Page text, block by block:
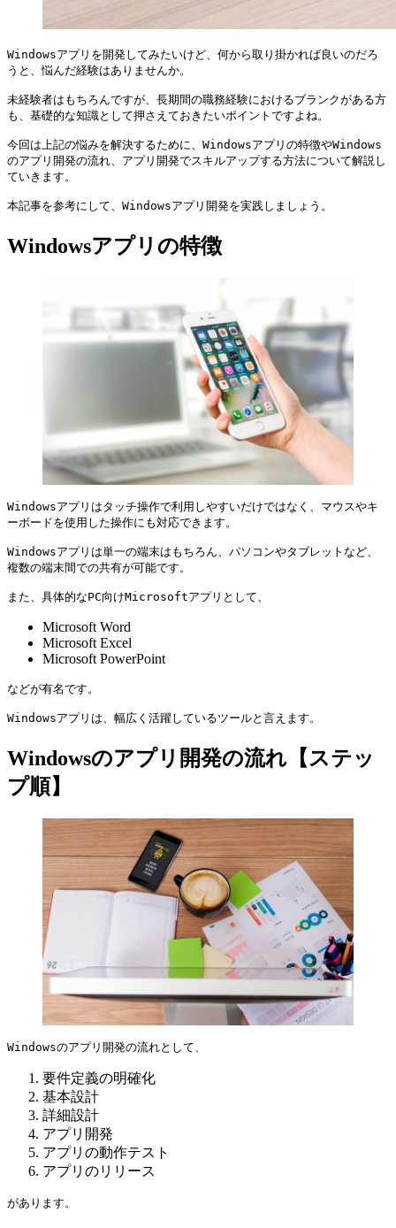
Windowsアプリを開発してみたいけど、何から取り掛かれば良いのだろ
うと、悩んだ経験はありませんか。
未経験者はもちろんですが、長期間の職務経験におけるブランクがある方
も、基礎的な知識として押さえておきたいポイントですよね。
今回は上記の悩みを解決するために、Windowsアプリの特徴やWindows
のアプリ開発の流れ、アプリ開発でスキルアップする方法について解説し
ていきます。
本記事を参考にして、Windowsアプリ開発を実践しましょう。
Windowsアプリの特徴
Windowsアプリはタッチ操作で利用しやすいだけではなく、マウスやキ
ーボードを使用した操作にも対応できます。
Windowsアプリは単一の端末はもちろん、パソコンやタブレットなど、
複数の端末間での共有が可能です。
また、具体的なPC向けMicrosoftアプリとして、
Microsoft Word
Microsoft Excel
Microsoft PowerPoint
などが有名です。
Windowsアプリは、幅広く活躍しているツールと言えます。
Windowsのアプリ開発の流れ【ステッ
プ順】
Windowsのアプリ開発の流れとして、
要件定義の明確化
基本設計
詳細設計
アプリ開発
アプリの動作テスト
アプリのリリース
があります。